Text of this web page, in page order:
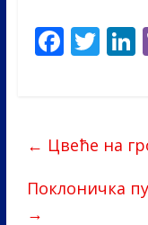
F
ac
o
o
T
w
← Цвеће на
Поклоничка
→